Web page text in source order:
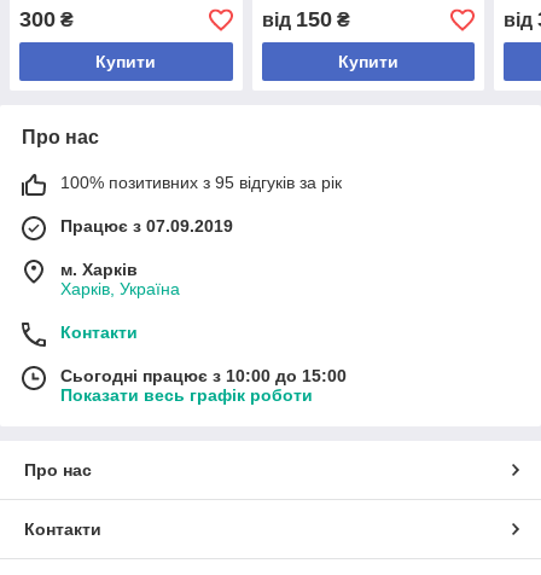
300 ₴
Купити
від 150₴
Купити
від
Про нас
100% позитивних з 95 відгуків за рік
Працює з 07.09.2019
м. Харків
Харків, Україна
Контакти
Сьогодні працює з 10:00 до 15:00
Показати весь графік роботи
Про нас
Контакти